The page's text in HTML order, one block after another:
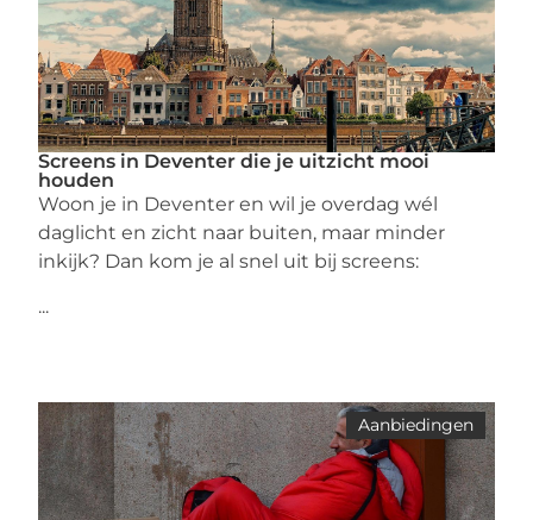
Screens in Deventer die je uitzicht mooi
houden
Woon je in Deventer en wil je overdag wél
daglicht en zicht naar buiten, maar minder
inkijk? Dan kom je al snel uit bij screens:
...
Aanbiedingen